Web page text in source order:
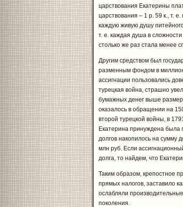
царствования Екатерины
царствования – 1 р. 59 к., т.
каждую живую душу
т. е. каждая душа в
столько же раз стала менее
Другим средством был
разменным фондом в
ассигнации пользовались
турецкая война, страшно
бумажных денег выше
оказалось в обращении на
второй турецкой войны, в
Екатерина принуждена была
долгов накопилось на сумму
млн руб. Если
долга, то найдем, что
Таким образом, крепостное
прямых налогов, заставило
ослабляли
поколения.